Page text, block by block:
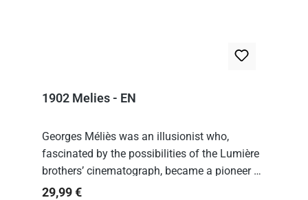
1902 Melies - EN
Georges Méliès was an illusionist who,
fascinated by the possibilities of the Lumière
brothers’ cinematograph, became a pioneer of
cinema. In 1902, he filmed his most famous
Regulärer Preis:
29,99 €